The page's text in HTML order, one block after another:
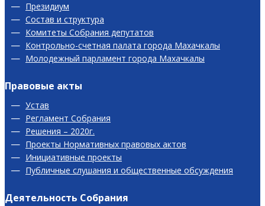
Президиум
Состав и структура
Комитеты Собрания депутатов
Контрольно-счетная палата города Махачкалы
Молодежный парламент города Махачкалы
Правовые акты
Устав
Регламент Собрания
Решения – 2020г.
Проекты Нормативных правовых актов
Инициативные проекты
Публичные слушания и общественные обсуждения
Деятельность Собрания